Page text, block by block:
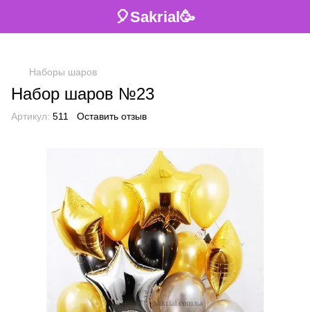
🎈Sakrial🥳
Наборы шаров
Набор шаров №23
Артикул: 511 Оставить отзыв